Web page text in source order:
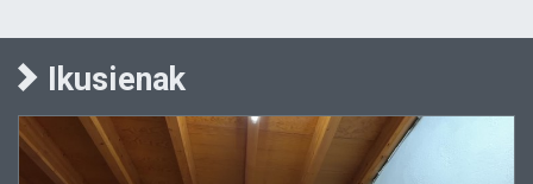
Ikusienak